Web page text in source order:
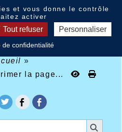
»
la page...
et vous donne le contrôle
activer
Tout refuser Personnaliser
de confidentialité